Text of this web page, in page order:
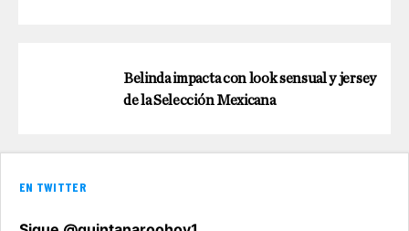
Belinda impacta con look sensual y jersey
de la Selección Mexicana
EN TWITTER